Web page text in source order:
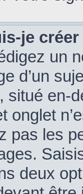
je
un
d’un
situé en-
onglet
pas les
deux